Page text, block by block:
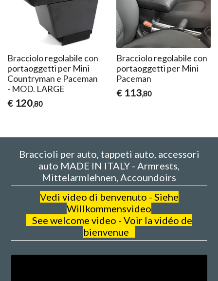
Bracciolo regolabile con
portaoggetti per Mini
Countryman e Paceman
- MOD. LARGE
€ 120,80
Bracciolo regolabile con
portaoggetti per Mini
Paceman
€ 113,80
Braccioli per auto, tappeti auto, accessori
auto MADE IN ITALY - Armrests,
Mittelarmlehnen, Accoundoirs
Vedi video di benvenuto - Siehe
Willkommensvideo
See welcome video - Voir la vidéo de
bienvenue